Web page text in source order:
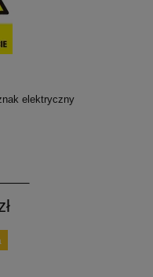
elektryczny